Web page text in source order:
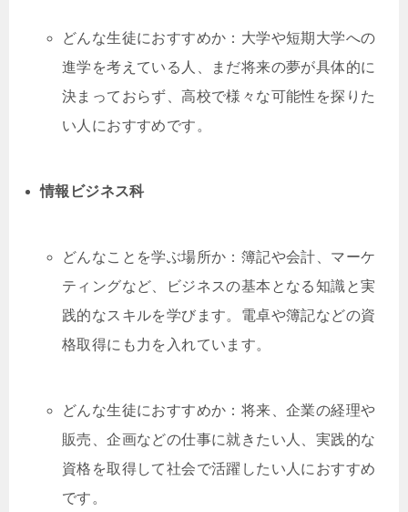
どんな生徒におすすめか：大学や短期大学への
進学を考えている人、まだ将来の夢が具体的に
決まっておらず、高校で様々な可能性を探りた
い人におすすめです。
情報ビジネス科
どんなことを学ぶ場所か：簿記や会計、マーケ
ティングなど、ビジネスの基本となる知識と実
践的なスキルを学びます。電卓や簿記などの資
格取得にも力を入れています。
どんな生徒におすすめか：将来、企業の経理や
販売、企画などの仕事に就きたい人、実践的な
資格を取得して社会で活躍したい人におすすめ
です。